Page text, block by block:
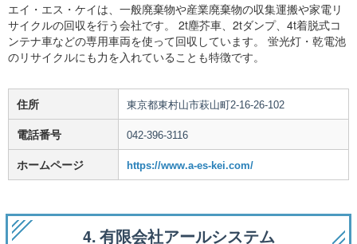
エイ・エス・ケイは、一般廃棄物や産業廃棄物の収集運搬や家電リ
サイクルの回収を行う会社です。 2t塵芥車、2tダンプ、4t着脱式コ
ンテナ車などの専用車両を使って回収しています。 蛍光灯・乾電池
のリサイクルにも力を入れていることも特徴です。
住所 東京都東村山市萩山町2-16-26-102
電話番号 042-396-3116
ホームページ https://www.a-es-kei.com/
4. 有限会社アールシステム